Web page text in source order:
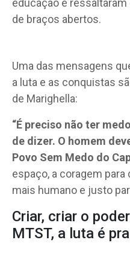
educação e
de braços abertos.
Uma das mensagens
a luta e as conquistas
de Marighella:
“É preciso não ter
de dizer. O homem
Povo Sem Medo do
espaço, a coragem
mais humano e justo
Criar, criar o
MTST, a luta é